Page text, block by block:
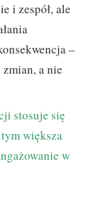
i zespół, ale
–
a nie
stosuje się
większa
w